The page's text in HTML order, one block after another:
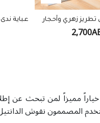
عباية
تطريز زهري وأحجار
خياراً مميزاً لمن تبحث عن
المصممون نقوش